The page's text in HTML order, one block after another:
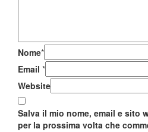
Nome*
Email *
Website
Salva il mio nome, email e sito
per la prossima volta che